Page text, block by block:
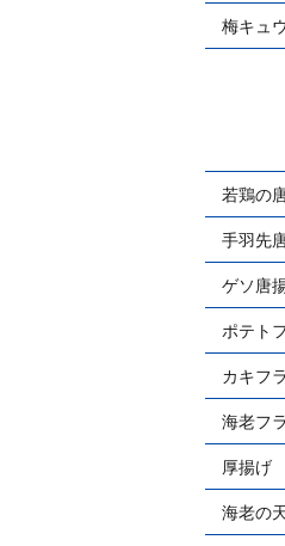
梅キュウ
若鶏の
手羽先
ゲソ唐
ポテト
カキフ
海老フ
厚揚げ
海老の